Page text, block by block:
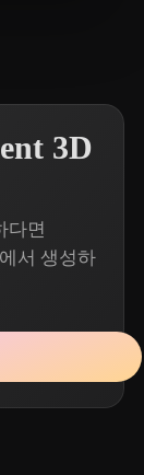
3D
다면
서 생성하